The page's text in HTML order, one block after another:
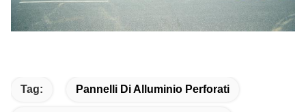
Tag: Pannelli Di Alluminio Perforati